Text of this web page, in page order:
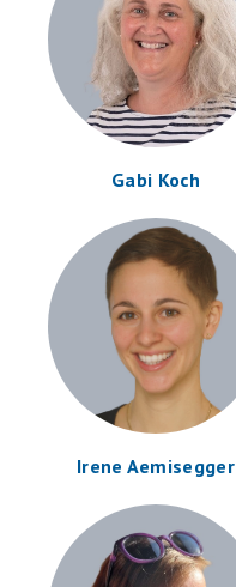
Gabi Koch
Irene Aemisegger